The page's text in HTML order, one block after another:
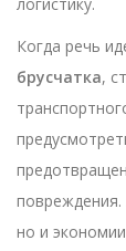
логистику.
Когда речь
брусчатка,
повреждения.
но и